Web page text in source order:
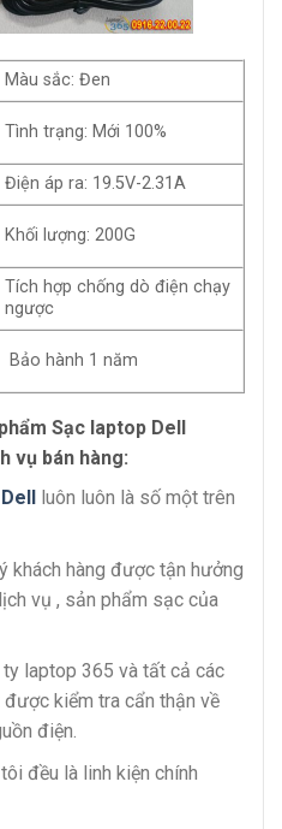
Màu sắc: Đen
Tình trạng: Mới 100%
Điện áp ra: 19.5V-2.31A
Khối lượng: 200G
Tích hợp chống dò điện chạy
ngược
Bảo hành 1 năm
Sạc laptop Dell
vụ bán hàng:
luôn luôn là số một trên
khách hàng được tận hưởng
vụ , sản phẩm sạc của
laptop 365 và tất cả các
được kiểm tra cẩn thận về
điện.
đều là linh kiện chính